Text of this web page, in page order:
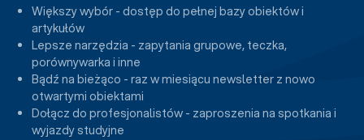
Większy wybór - dostęp do pełnej bazy obiektów i
artykułów
Lepsze narzędzia - zapytania grupowe, teczka,
porównywarka i inne
Bądź na bieżąco - raz w miesiącu newsletter z nowo
otwartymi obiektami
Dołącz do profesjonalistów - zaproszenia na spotkania i
wyjazdy studyjne